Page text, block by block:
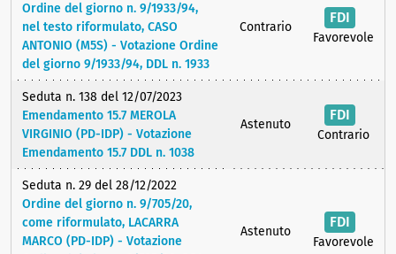
Ordine del giorno n. 9/1933/94,
nel testo riformulato, CASO
ANTONIO (M5S) - Votazione Ordine
del giorno 9/1933/94, DDL n. 1933
Contrario
FDI
Favorevole
Seduta n. 138 del 12/07/2023
Emendamento 15.7 MEROLA
VIRGINIO (PD-IDP) - Votazione
Emendamento 15.7 DDL n. 1038
Astenuto
FDI
Contrario
Seduta n. 29 del 28/12/2022
Ordine del giorno n. 9/705/20,
come riformulato, LACARRA
MARCO (PD-IDP) - Votazione
Astenuto
FDI
Favorevole